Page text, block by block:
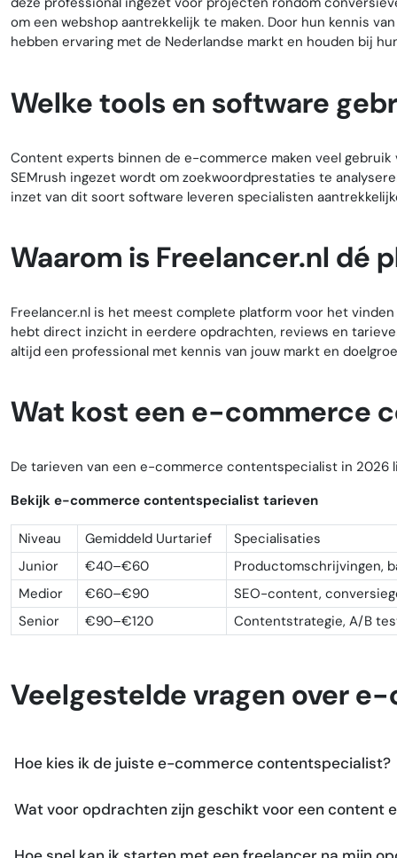
om een webshop aantrekkelijk te maken. Door hun kennis
hebben ervaring met de Nederlandse markt en houden bij
Welke tools en software
Content experts binnen de e-commerce maken veel gebruik
SEMrush ingezet wordt om zoekwoordprestaties te
inzet van dit soort software leveren specialisten
Waarom is Freelancer.nl dé
Freelancer.nl is het meest complete platform voor het
hebt direct inzicht in eerdere opdrachten, reviews en
altijd een professional met kennis van jouw markt en
Wat kost een e-commerce
De tarieven van een e-commerce contentspecialist in 2026
Bekijk e-commerce contentspecialist tarieven
Niveau Gemiddeld Uurtarief Specialisaties
Junior
€40–€60 Productomschrijvingen,
Medior
€60–€90 SEO-content,
Senior
€90–€120 Contentstrategie, A/B
Veelgestelde vragen over
Hoe kies ik de juiste e-commerce contentspecialist?
Wat voor opdrachten zijn geschikt voor een content